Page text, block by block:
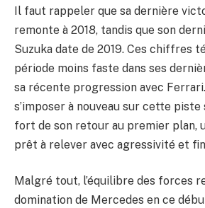
Il faut rappeler que sa dernière
remonte à 2018, tandis que son
Suzuka date de 2019. Ces chiffres
période moins faste dans ses
sa récente progression avec
s’imposer à nouveau sur cette
fort de son retour au premier plan,
prêt à relever avec agressivité et
Malgré tout, l’équilibre des forces
domination de Mercedes en ce